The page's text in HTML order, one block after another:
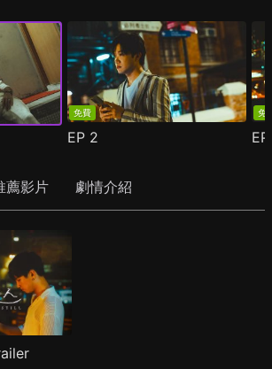
免費
EP 2
免
薦影片 劇情介紹